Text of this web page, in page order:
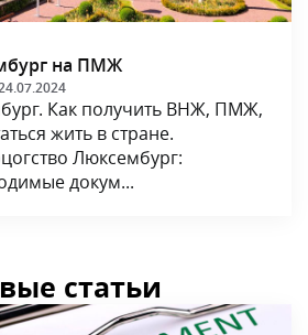
на ПМЖ
Как получить ВНЖ, ПМЖ,
жить в стране.
Люксембург:
докум...
статьи